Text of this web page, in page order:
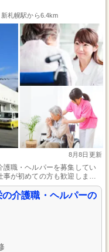
札幌駅から6.4km
8月8日更新
職・ヘルパーを募集してい
が初めての方も歓迎しま
指せる環境です。無料の駐車
心して長期で働ける職場をお
介護職・ヘルパーの